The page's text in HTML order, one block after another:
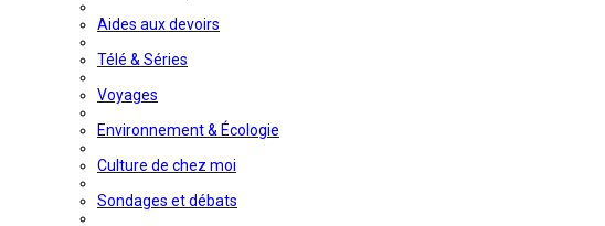
Aides aux devoirs
Télé & Séries
Voyages
Environnement & Écologie
Culture de chez moi
Sondages et débats